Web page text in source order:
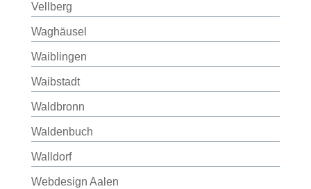
Vellberg
Waghäusel
Waiblingen
Waibstadt
Waldbronn
Waldenbuch
Walldorf
Webdesign Aalen